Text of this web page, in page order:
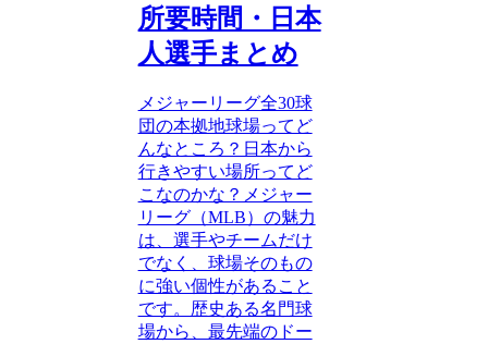
所要時間・日本
人選手まとめ
メジャーリーグ全30球
団の本拠地球場ってど
んなところ？日本から
行きやすい場所ってど
こなのかな？メジャー
リーグ（MLB）の魅力
は、選手やチームだけ
でなく、球場そのもの
に強い個性があること
です。歴史ある名門球
場から、最先端のドー